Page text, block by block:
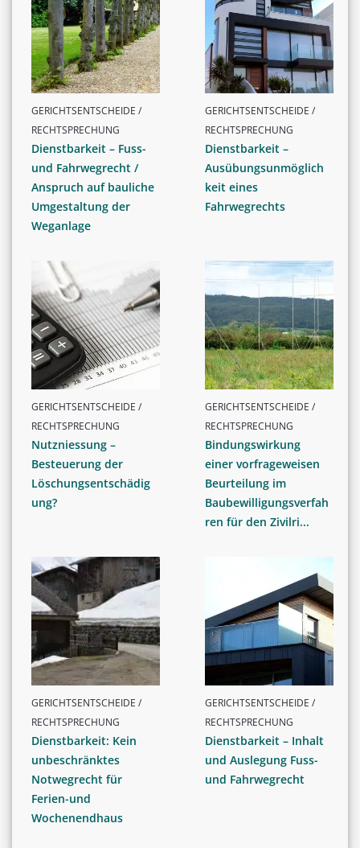
GERICHTSENTSCHEIDE /
RECHTSPRECHUNG
Dienstbarkeit – Fuss-
und Fahrwegrecht /
Anspruch auf bauliche
Umgestaltung der
Weganlage
GERICHTSENTSCHEIDE /
RECHTSPRECHUNG
Dienstbarkeit –
Ausübungsunmöglich
keit eines
Fahrwegrechts
GERICHTSENTSCHEIDE /
RECHTSPRECHUNG
Nutzniessung –
Besteuerung der
Löschungsentschädig
ung?
GERICHTSENTSCHEIDE /
RECHTSPRECHUNG
Bindungswirkung
einer vorfrageweisen
Beurteilung im
Baubewilligungsverfah
ren für den Zivilri...
GERICHTSENTSCHEIDE /
RECHTSPRECHUNG
Dienstbarkeit: Kein
unbeschränktes
Notwegrecht für
Ferien-und
Wochenendhaus
GERICHTSENTSCHEIDE /
RECHTSPRECHUNG
Dienstbarkeit – Inhalt
und Auslegung Fuss-
und Fahrwegrecht